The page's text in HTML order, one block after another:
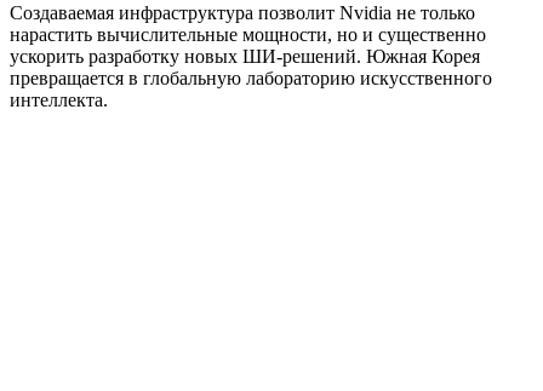
Создаваемая инфраструктура позволит Nvidia не только
нарастить вычислительные мощности, но и существенно
ускорить разработку новых ШИ-решений. Южная Корея
превращается в глобальную лабораторию искусственного
интеллекта.